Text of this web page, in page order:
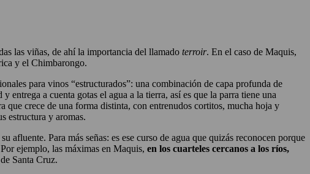
las viñas, de ahí la importancia del llamado terroir. En el caso de Maquis,
y el Chimbarongo.
para vinos “estructurados”: una combinación de capa profunda de
entrega a cuenta gotas el agua a la tierra, así es que la parra tiene una
que crece de una forma distinta, con entrenudos cortitos, mucha hoja y
estructura y aromas.
afluente. Para más señas: es ese curso de agua que quizás reconocen porque
ejemplo, las máximas en Maquis, en los cuarteles cercanos a los ríos,
Santa Cruz.